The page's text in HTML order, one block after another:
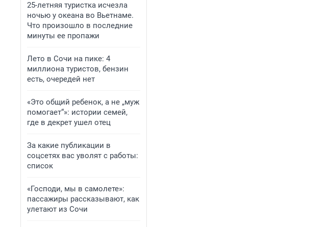
25-летняя туристка исчезла
ночью у океана во Вьетнаме.
Что произошло в последние
минуты ее пропажи
Лето в Сочи на пике: 4
миллиона туристов, бензин
есть, очередей нет
«Это общий ребенок, а не „муж
помогает“»: истории семей,
где в декрет ушел отец
За какие публикации в
соцсетях вас уволят с работы:
список
«Господи, мы в самолете»:
пассажиры рассказывают, как
улетают из Сочи